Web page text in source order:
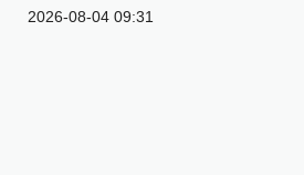
2026-08-04 09:31